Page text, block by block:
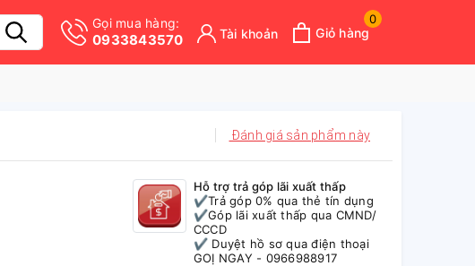
Gọi mua hàng:
0933843570 Tài khoản
0
Giỏ hàng
Đánh giá sản phẩm này
Hỗ trợ trả góp lãi xuất thấp
✔️Trả góp 0% qua thẻ tín dụng
✔️Góp lãi xuất thấp qua CMND/
CCCD
✔️ Duyệt hồ sơ qua điện thoại
GOỊ NGAY - 0966988917